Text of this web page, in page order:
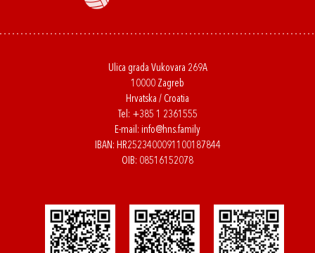
Ulica grada Vukovara 269A
10000 Zagreb
Hrvatska / Croatia
Tel: +385 1 2361555
E-mail: info@hns.family
IBAN: HR2523400091100187844
OIB: 08516152078